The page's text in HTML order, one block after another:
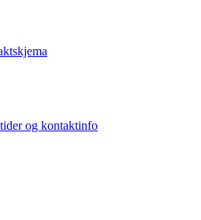
og kontaktinfo